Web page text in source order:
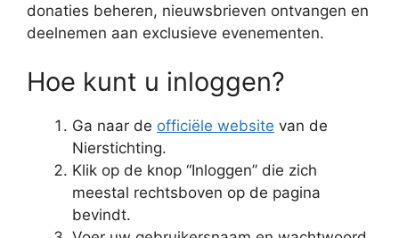
donaties beheren, nieuwsbrieven ontvangen en
deelnemen aan exclusieve evenementen.
Hoe kunt u inloggen?
Ga naar de officiële website van de
Nierstichting.
Klik op de knop “Inloggen” die zich
meestal rechtsboven op de pagina
bevindt.